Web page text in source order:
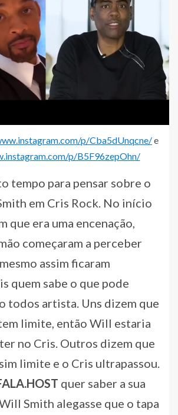
p/Cba5dUnqcne/e
p/B5F96zepOhn/
tempo para pensar sobre o
em Cris Rock. No início
que era uma encenação,
começaram a perceber
assim ficaram
quem sabe o que pode
todos artista. Uns dizem que
limite, então Will estaria
no Cris. Outros dizem que
limite e o Cris ultrapassou.
quer saber a sua
Smith alegasse que o tapa